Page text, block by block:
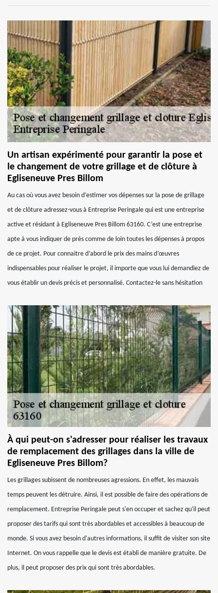
Un artisan expérimenté pour garantir la pose et
le changement de votre grillage et de clôture à
Egliseneuve Pres Billom
Au cas où vous avez besoin d’estimer vos dépenses sur la pose de grillage
et de clôture adressez-vous à Entreprise Peringale qui est une entreprise
active et résidant à Egliseneuve Pres Billom 63160. C’est une entreprise
apte à vous indiquer de près comme de loin toutes les dépenses à propos
de ce projet. Pour connaitre d’abord le prix des mains d’œuvres
indispensables pour réaliser le projet, il importe que vous lui demandiez de
vous établir un devis précis et personnalisé. Contactez-le sans hésitation
À qui peut-on s'adresser pour réaliser les travaux
de remplacement des grillages dans la ville de
Egliseneuve Pres Billom?
Les grillages subissent de nombreuses agressions. En effet, les mauvais
temps peuvent les détruire. Ainsi, il est possible de faire des opérations de
remplacement. Entreprise Peringale peut s'en occuper et sachez qu'il peut
proposer des tarifs qui sont très abordables et accessibles à beaucoup de
monde. Si vous avez besoin d'autres informations, il suffit de visiter son site
Internet. On vous rappelle que le devis est établi de manière gratuite. De
plus, il peut proposer des prix qui sont très abordables.